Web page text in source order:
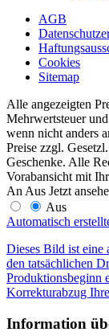
AGB
Cookies
Sitemap
Alle angezeigten
Mehrwertsteuer
wenn nicht anders
Preise zzgl.
Geschenke. Alle
Vorabansicht mit
An Aus Jetzt
Aus
Automatisch
Dieses Bild ist eine
den tatsächlichen
Produktionsbeginn
Korrekturabzug
Information